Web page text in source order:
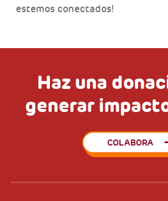
estemos conectados!
Haz una
generar
COLABORA